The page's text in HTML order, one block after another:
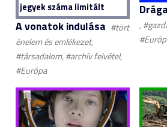
jegyek száma limitált
A vonatok indulása #tört
énelem és emlékezet,
#társadalom, #archív felvétel,
#Európa
,